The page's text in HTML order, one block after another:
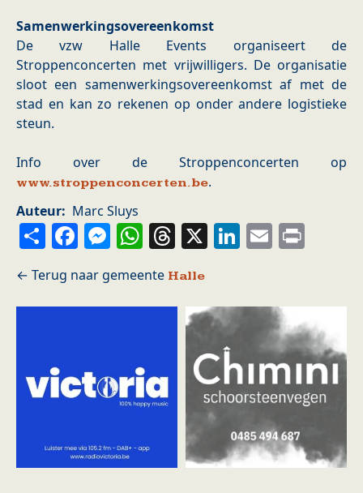
Samenwerkingsovereenkomst
De vzw Halle Events organiseert de
Stroppenconcerten met vrijwilligers. De organisatie
sloot een samenwerkingsovereenkomst af met de
stad en kan zo rekenen op onder andere logistieke
steun.
Info over de Stroppenconcerten op
www.stroppenconcerten.be.
Auteur
Marc Sluys
ShareFacebook
Messenger
WhatsApp
Threads
X LinkedIn
Email
Halle